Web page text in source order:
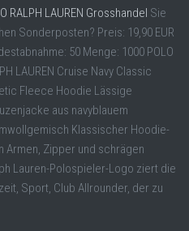
RALPH LAUREN Grosshandel Sie
Sonderposten? Preis: 19,90 EUR
50 Menge: 1000 POLO
LAUREN Cruise Navy Classic
Fleece Hoodie Lässige
aus navyblauem
Klassischer Hoodie-
Armen, Zipper und schrägen
Lauren-Polospieler-Logo ziert die
Sport, Club Allrounder, der zu